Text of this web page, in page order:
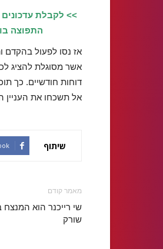
>> לקבלת
התפוצה
אז נסו לפעול בהקדם
אשר מסוגלת להציג
דוחות חודשיים. כך
אל תשכחו את העניין
שיתוף
מאמר קודם
שי רייכנר הוא
שורק